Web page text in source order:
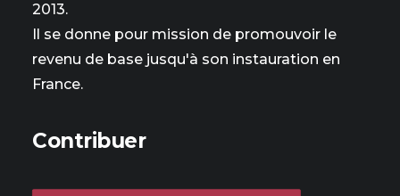
2013.
Il se donne pour mission de promouvoir le
revenu de base jusqu'à son instauration en
France.
Contribuer